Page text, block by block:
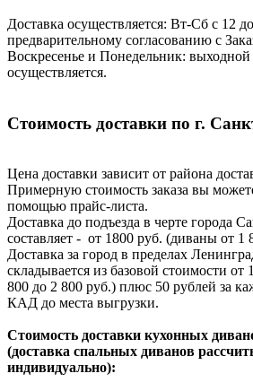
Доставка осуществляется: Вт-Сб с 12
предварительному согласованию с
Воскресенье и Понедельник: выходной
осуществляется.
Стоимость доставки по г.
Цена доставки зависит от района
Примерную стоимость заказа вы
помощью прайс-листа.
Доставка до подъезда в черте города
составляет - от 1800 руб. (диваны от 1
Доставка за город в пределах
складывается из базовой стоимости от
800 до 2 800 руб.) плюс 50 рублей за
КАД до места выгрузки.
Стоимость доставки кухонных
(доставка спальных диванов
индивидуально):